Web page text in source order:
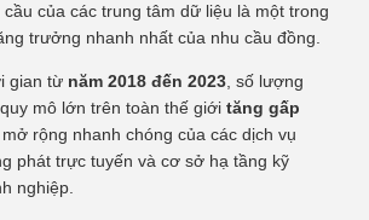
của các trung tâm dữ liệu là một trong
trưởng nhanh nhất của nhu cầu đồng.
gian từ năm 2018 đến 2023 , số lượng
mô lớn trên toàn thế giới tăng gấp
mở rộng nhanh chóng của các dịch vụ
phát trực tuyến và cơ sở hạ tầng kỹ
nghiệp.